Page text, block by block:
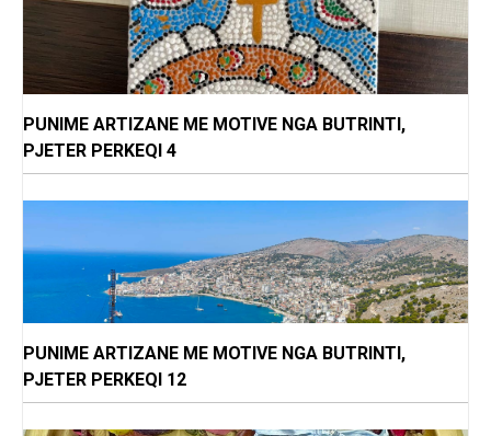
PUNIME ARTIZANE ME MOTIVE NGA BUTRINTI,
PJETER PERKEQI 4
PUNIME ARTIZANE ME MOTIVE NGA BUTRINTI,
PJETER PERKEQI 12